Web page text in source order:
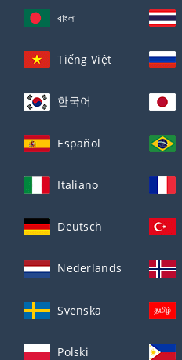
বাংলা
Tiếng Việt
한국어
Español
Italiano
Deutsch
Nederlands
Svenska
Polski